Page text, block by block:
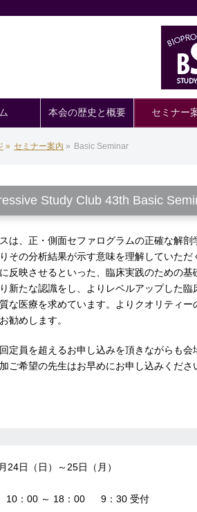
本会の歴史と概要 セミナー
» セミナー案内 » Basic Seminar
Study Club 43th Basic
は、正・側面セファログラムの正確な解
その分析結果が示す意味を理解していた
反映させるといった、臨床実践のための
新たな認識をし、よりレベルアップした
な医療を求めています。よりクオリティ
勧めします。
定員を超えるお申し込みを頂きながらも
ご希望の先生はお早めにお申し込みくださ
24日（日）～25日（月）
10：00 ～ 18：00
9：30 受付